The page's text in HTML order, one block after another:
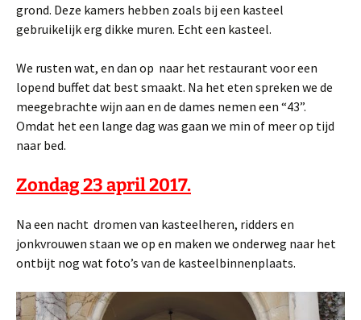
grond. Deze kamers hebben zoals bij een kasteel
gebruikelijk erg dikke muren. Echt een kasteel.
We rusten wat, en dan op naar het restaurant voor een
lopend buffet dat best smaakt. Na het eten spreken we de
meegebrachte wijn aan en de dames nemen een “43”.
Omdat het een lange dag was gaan we min of meer op tijd
naar bed.
Zondag 23 april 2017.
Na een nacht dromen van kasteelheren, ridders en
jonkvrouwen staan we op en maken we onderweg naar het
ontbijt nog wat foto’s van de kasteelbinnenplaats.